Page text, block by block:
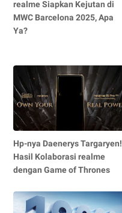
realme Siapkan Kejutan di
MWC Barcelona 2025, Apa
Ya?
Hp-nya Daenerys Targaryen!
Hasil Kolaborasi realme
dengan Game of Thrones